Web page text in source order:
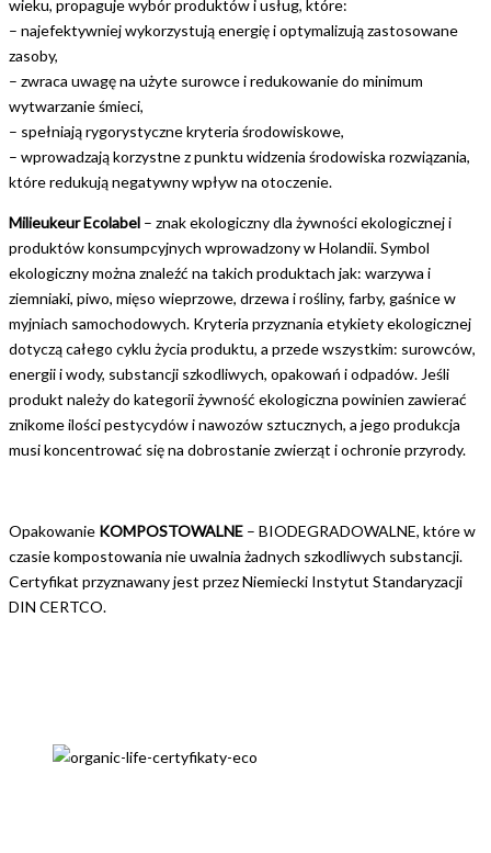
wieku, propaguje wybór produktów i usług, które:
– najefektywniej wykorzystują energię i optymalizują zastosowane
zasoby,
– zwraca uwagę na użyte surowce i redukowanie do minimum
wytwarzanie śmieci,
– spełniają rygorystyczne kryteria środowiskowe,
– wprowadzają korzystne z punktu widzenia środowiska rozwiązania,
które redukują negatywny wpływ na otoczenie.
Milieukeur Ecolabel – znak ekologiczny dla żywności ekologicznej i
produktów konsumpcyjnych wprowadzony w Holandii. Symbol
ekologiczny można znaleźć na takich produktach jak: warzywa i
ziemniaki, piwo, mięso wieprzowe, drzewa i rośliny, farby, gaśnice w
myjniach samochodowych. Kryteria przyznania etykiety ekologicznej
dotyczą całego cyklu życia produktu, a przede wszystkim: surowców,
energii i wody, substancji szkodliwych, opakowań i odpadów. Jeśli
produkt należy do kategorii żywność ekologiczna powinien zawierać
znikome ilości pestycydów i nawozów sztucznych, a jego produkcja
musi koncentrować się na dobrostanie zwierząt i ochronie przyrody.
Opakowanie KOMPOSTOWALNE – BIODEGRADOWALNE, które w
czasie kompostowania nie uwalnia żadnych szkodliwych substancji.
Certyfikat przyznawany jest przez Niemiecki Instytut Standaryzacji
DIN CERTCO.